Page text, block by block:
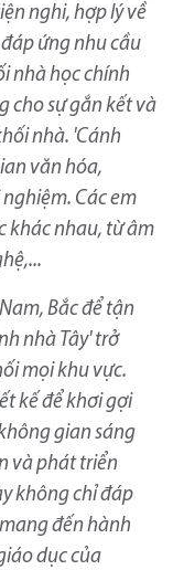
nghi, hợp lý về
ứng nhu cầu
nhà học chính
cho sự gắn kết và
nhà. 'Cánh
văn hóa,
Các em
khác nhau, từ âm
Bắc để tận
nhà Tây' trở
mọi khu vực.
kế để khơi gợi
gian sáng
và phát triển
không chỉ đáp
đến hành
dục của